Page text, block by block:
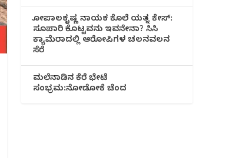
ಗೋಪಾಲಕೃಷ್ಣ ನಾಯಕ ಕೊಲೆ ಯತ್ನ ಕೇಸ್:
ಸೂಪಾರಿ ಕೊಟ್ಟವನು ಇವನೇನಾ? ಸಿಸಿ
ಕ್ಯಾಮೆರಾದಲ್ಲಿ ಆರೋಪಿಗಳ ಚಲನವಲನ
ಸೆರೆ
ಮಲೆನಾಡಿ‌ನ ಕೆರೆ ಭೇಟೆ
ಸಂಭ್ರಮ:ನೋಡೋಕೆ ಚೆಂದ